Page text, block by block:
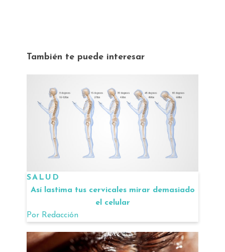
También te puede interesar
SALUD
Así lastima tus cervicales mirar demasiado
el celular
Por Redacción